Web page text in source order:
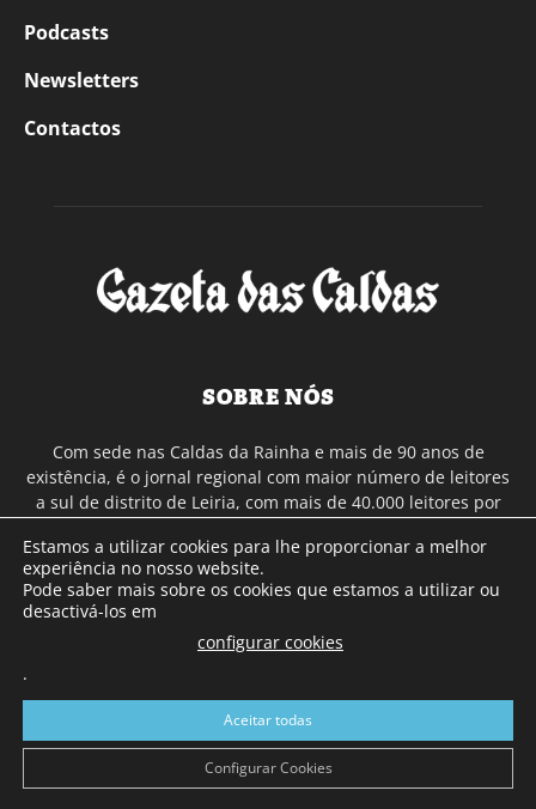
Podcasts
Newsletters
Contactos
SOBRE NÓS
Com sede nas Caldas da Rainha e mais de 90 anos de
existência, é o jornal regional com maior número de leitores
a sul de distrito de Leiria, com mais de 40.000 leitores por
Continental e assinatura online.
SIGA-NOS
© Gazeta das Caldas - 2026
Estamos a utilizar cookies para lhe proporcionar a melhor
experiência no nosso website.
Pode saber mais sobre os cookies que estamos a utilizar ou
desactivá-los em
configurar cookies
.
Aceitar todas
Configurar Cookies